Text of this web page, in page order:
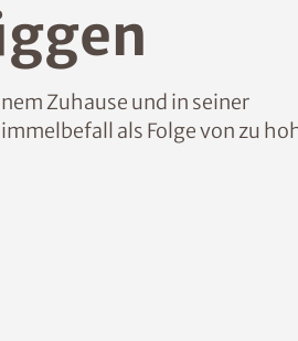
Zuhause und in seiner
als Folge von zu